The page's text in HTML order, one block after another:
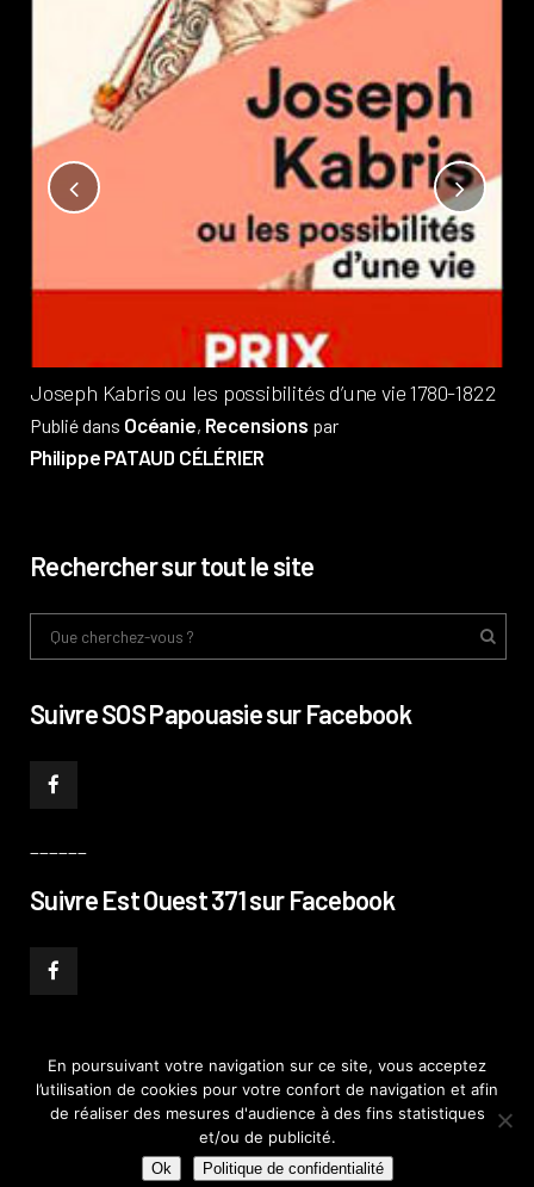
Joseph Kabris ou les possibilités d’une vie 1780-1822
Publié dans Océanie, Recensions par
Philippe PATAUD CÉLÉRIER
Rechercher sur tout le site
Suivre SOS Papouasie sur Facebook
Suivre Est Ouest 371 sur Facebook
© PHILIPPE PATAUD CÉLÉRIER 2019–MENTIONS LÉGALES–POLITIQUE DE
CONFIDENTIALITÉ–PLAN DE SITE
En poursuivant votre navigation sur ce site, vous acceptez
l’utilisation de cookies pour votre confort de navigation et afin
de réaliser des mesures d'audience à des fins statistiques
et/ou de publicité.
Ok Politique de confidentialité